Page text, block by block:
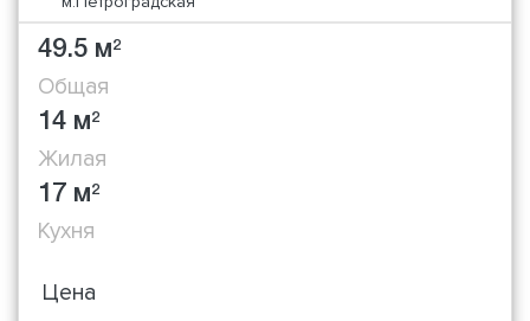
49.5 м2
Общая
14 м2
Жилая
17 м2
Кухня
Цена